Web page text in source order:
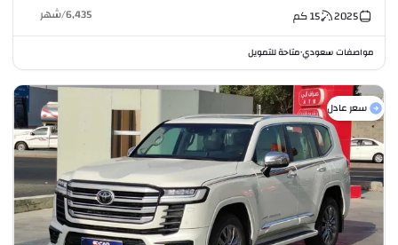
2025
15كم 6,435
/شهر
مواصفات سعودي•متاحة للتمويل
سعر عادل